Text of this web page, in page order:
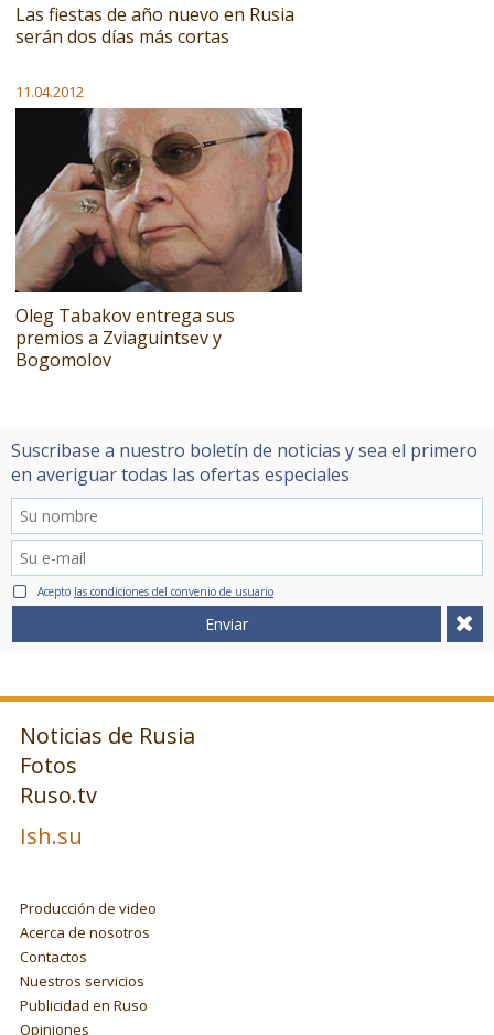
Las fiestas de año nuevo en Rusia
serán dos días más cortas
11.04.2012
Oleg Tabakov entrega sus
premios a Zviaguintsev y
Bogomolov
Suscribase a nuestro boletín de noticias y sea el primero
en averiguar todas las ofertas especiales
Acepto las condiciones del convenio de usuario
Enviar
Noticias de Rusia
Fotos
Ruso.tv
Ish.su
Producción de video
Acerca de nosotros
Contactos
Nuestros servicios
Publicidad en Ruso
Opiniones